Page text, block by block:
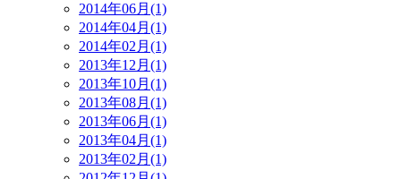
2014年06月(1)
2014年04月(1)
2014年02月(1)
2013年12月(1)
2013年10月(1)
2013年08月(1)
2013年06月(1)
2013年04月(1)
2013年02月(1)